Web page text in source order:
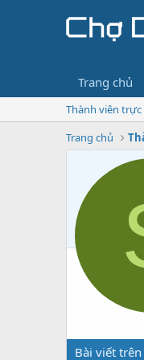
Trang chủ
Thành viên
Trang chủ
Bài viết